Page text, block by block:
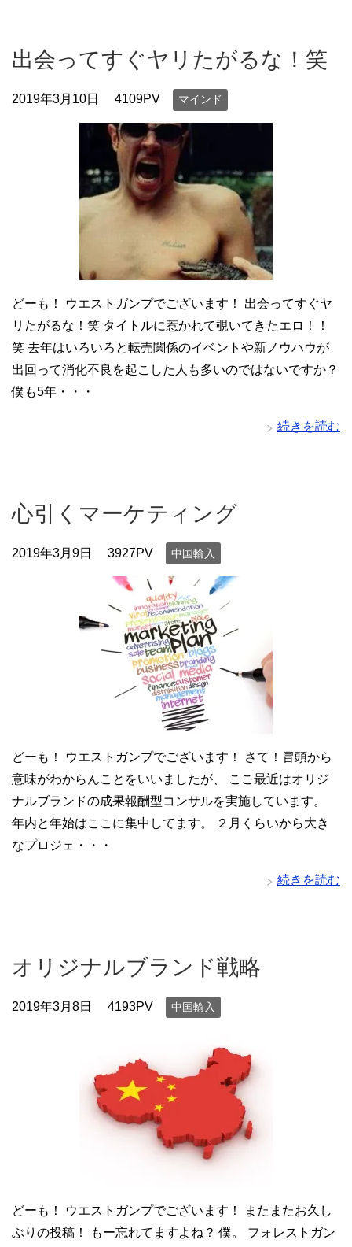
出会ってすぐヤリたがるな！笑
2019年3月10日 4109PV マインド
どーも！ ウエストガンプでございます！ 出会ってすぐヤ
リたがるな！笑 タイトルに惹かれて覗いてきたエロ！！
笑 去年はいろいろと転売関係のイベントや新ノウハウが
出回って消化不良を起こした人も多いのではないですか？
僕も5年・・・
続きを読む
心引くマーケティング
2019年3月9日 3927PV 中国輸入
どーも！ ウエストガンプでございます！ さて！冒頭から
意味がわからんことをいいましたが、 ここ最近はオリジ
ナルブランドの成果報酬型コンサルを実施しています。
年内と年始はここに集中してます。 ２月くらいから大き
なプロジェ・・・
続きを読む
オリジナルブランド戦略
2019年3月8日 4193PV 中国輸入
どーも！ ウエストガンプでございます！ またまたお久し
ぶりの投稿！ もー忘れてますよね？ 僕。 フォレストガン